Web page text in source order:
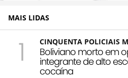
MAIS LIDAS
1 CINQUENTA POLICIAIS
Boliviano morto em
integrante de alto
cocaína